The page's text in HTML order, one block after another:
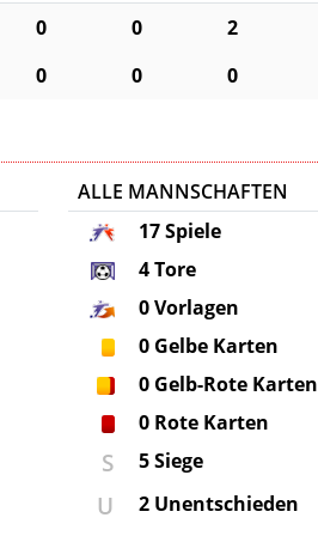
0 0 2
0
0 0
ALLE MANNSCHAFTEN
17Spiele
4Tore
0Vorlagen
0Gelbe Karten
0Gelb-Rote Karten
0Rote Karten
S 5 Siege
U 2 Unentschieden